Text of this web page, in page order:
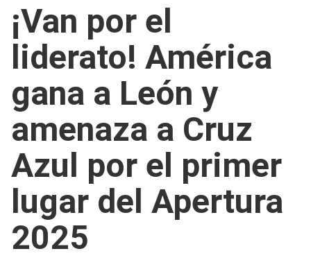
¡Van por el
liderato! América
gana a León y
amenaza a Cruz
Azul por el primer
lugar del Apertura
2025